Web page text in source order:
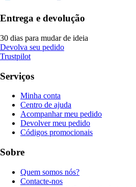
Entrega e devolução
30 dias para mudar de ideia
Devolva seu pedido
Trustpilot
Serviços
Minha conta
Centro de ajuda
Acompanhar meu pedido
Devolver meu pedido
Códigos promocionais
Sobre
Quem somos nós?
Contacte-nos